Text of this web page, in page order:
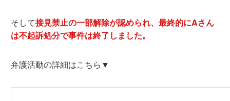
そして接見禁止の一部解除が認められ、最終的にAさん
は不起訴処分で事件は終了しました。
弁護活動の詳細はこちら▼